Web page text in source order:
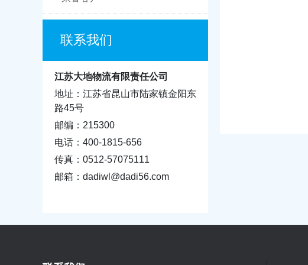
联系我们
江苏大地物流有限责任公司
地址：江苏省昆山市陆家镇金阳东
路45号
邮编：215300
电话：400-1815-656
传真：0512-57075111
邮箱：dadiwl@dadi56.com